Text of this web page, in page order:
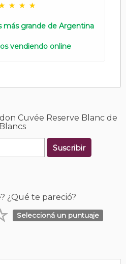
más grande de Argentina
vendiendo online
Cuvée Reserve Blanc de
Blancs
Suscribir
¿Qué te pareció?
Seleccioná un puntuaje